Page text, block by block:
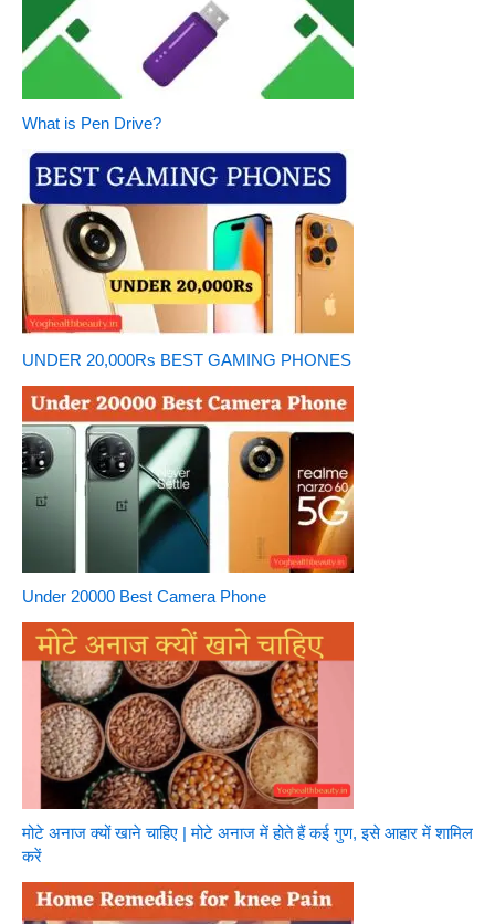
What is Pen Drive?
UNDER 20,000Rs BEST GAMING PHONES
Under 20000 Best Camera Phone
मोटे अनाज क्यों खाने चाहिए | मोटे अनाज में होते हैं कई गुण, इसे आहार में शामिल
करें